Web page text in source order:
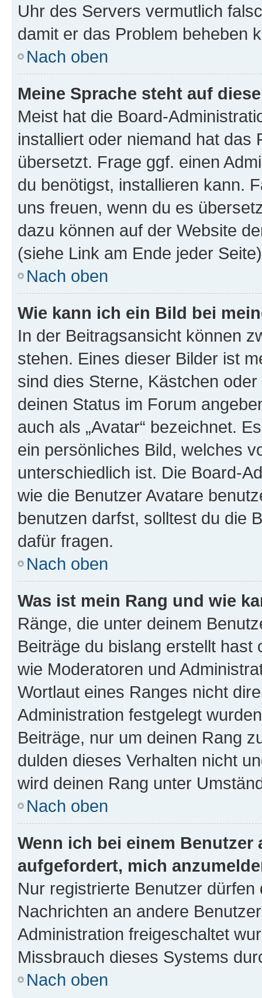
Uhr des Servers vermutlich
damit er das Problem beheben
Nach oben
Meine Sprache steht auf
Meist hat die Board-
installiert oder niemand hat das
übersetzt. Frage ggf. einen
du benötigst, installieren kann.
uns freuen, wenn du es
dazu können auf der Website
(siehe Link am Ende jeder
Nach oben
Wie kann ich ein Bild bei
In der Beitragsansicht können
stehen. Eines dieser Bilder ist
sind dies Sterne, Kästchen
deinen Status im Forum
auch als „Avatar“ bezeichnet.
ein persönliches Bild, welches
unterschiedlich ist. Die Board-
wie die Benutzer Avatare
benutzen darfst, solltest du die
dafür fragen.
Nach oben
Was ist mein Rang und wie
Ränge, die unter deinem
Beiträge du bislang erstellt
wie Moderatoren und
Wortlaut eines Ranges nicht
Administration festgelegt
Beiträge, nur um deinen Rang
dulden dieses Verhalten nicht
wird deinen Rang unter
Nach oben
Wenn ich bei einem
aufgefordert, mich
Nur registrierte Benutzer
Nachrichten an andere
Administration freigeschaltet
Missbrauch dieses Systems
Nach oben